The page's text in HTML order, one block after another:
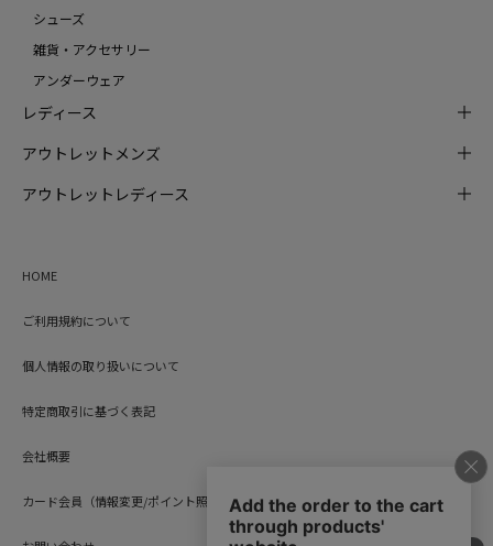
シューズ
雑貨・アクセサリー
アンダーウェア
レディース
アウトレットメンズ
アウトレットレディース
HOME
ご利用規約について
個人情報の取り扱いについて
特定商取引に基づく表記
会社概要
カード会員（情報変更/ポイント照会）